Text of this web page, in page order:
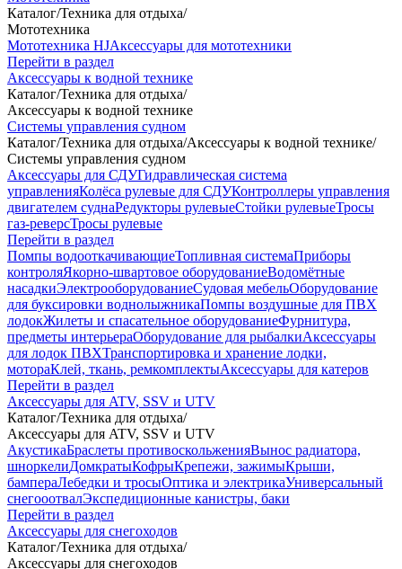
Каталог/Техника для отдыха/
Мототехника
Мототехника HJАксессуары для мототехники
Перейти в раздел
Аксессуары к водной технике
Каталог/Техника для отдыха/
Аксессуары к водной технике
Системы управления судном
Каталог/Техника для отдыха/Аксессуары к водной технике/
Системы управления судном
Аксессуары для СДУГидравлическая система
управленияКолёса рулевые для СДУКонтроллеры управления
двигателем суднаРедукторы рулевыеСтойки рулевыеТросы
газ-реверсТросы рулевые
Перейти в раздел
Помпы водооткачивающиеТопливная системаПриборы
контроляЯкорно-швартовое оборудованиеВодомётные
насадкиЭлектрооборудованиеСудовая мебельОборудование
для буксировки воднолыжникаПомпы воздушные для ПВХ
лодокЖилеты и спасательное оборудованиеФурнитура,
предметы интерьераОборудование для рыбалкиАксессуары
для лодок ПВХТранспортировка и хранение лодки,
мотораКлей, ткань, ремкомплектыАксессуары для катеров
Перейти в раздел
Аксессуары для ATV, SSV и UTV
Каталог/Техника для отдыха/
Аксессуары для ATV, SSV и UTV
АкустикаБраслеты противоскольженияВынос радиатора,
шноркелиДомкратыКофрыКрепежи, зажимыКрыши,
бампераЛебедки и тросыОптика и электрикаУниверсальный
снегооотвалЭкспедиционные канистры, баки
Перейти в раздел
Аксессуары для снегоходов
Каталог/Техника для отдыха/
Аксессуары для снегоходов